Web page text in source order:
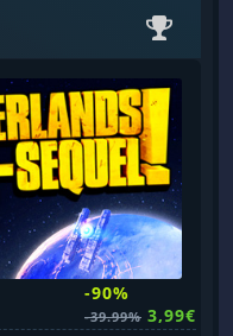
-90%
-39.99% 3,99€